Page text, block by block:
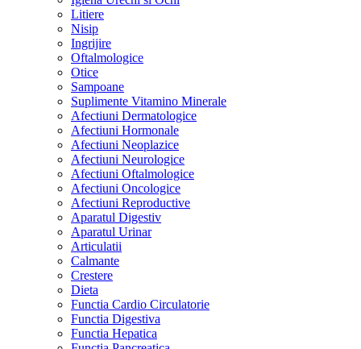
Litiere
Nisip
Ingrijire
Oftalmologice
Otice
Sampoane
Suplimente Vitamino Minerale
Afectiuni Dermatologice
Afectiuni Hormonale
Afectiuni Neoplazice
Afectiuni Neurologice
Afectiuni Oftalmologice
Afectiuni Oncologice
Afectiuni Reproductive
Aparatul Digestiv
Aparatul Urinar
Articulatii
Calmante
Crestere
Dieta
Functia Cardio Circulatorie
Functia Digestiva
Functia Hepatica